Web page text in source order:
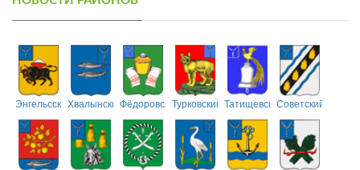
ЭнгельсскийХвалынскийФёдоровскийТурковский ТатищевскийСоветский